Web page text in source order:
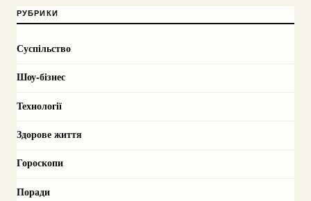
РУБРИКИ
Суспільство
Шоу-бізнес
Технології
Здорове життя
Гороскопи
Поради